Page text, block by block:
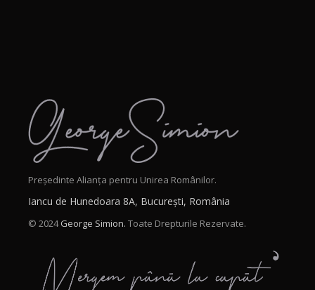
Președinte Alianța pentru Unirea Românilor.
Iancu de Hunedoara 8A, București, România
© 2024George Simion. Toate Drepturile Rezervate.